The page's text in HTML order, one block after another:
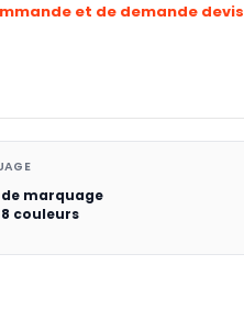
et de demande devis
de marquage
couleurs